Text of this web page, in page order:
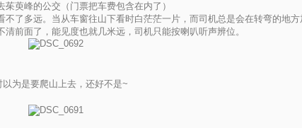
茱萸峰的公交（门票把车费包含在内了）
了多远。当从车窗往山下看时白茫茫一片，而司机总是会在转弯的地
前面了，能见度也就几米远，司机只能按喇叭听声辨位。
以为是要爬山上去，还好不是~